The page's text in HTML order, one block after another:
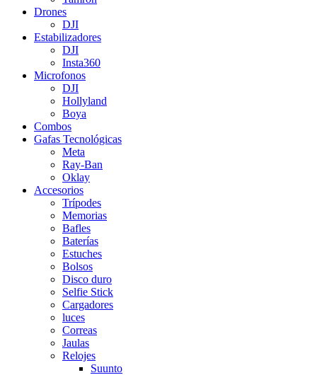
Drones
DJI
Estabilizadores
DJI
Insta360
Microfonos
DJI
Hollyland
Boya
Combos
Gafas Tecnológicas
Meta
Ray-Ban
Oklay
Accesorios
Trípodes
Memorias
Bafles
Baterías
Estuches
Bolsos
Disco duro
Selfie Stick
Cargadores
luces
Correas
Jaulas
Relojes
Suunto